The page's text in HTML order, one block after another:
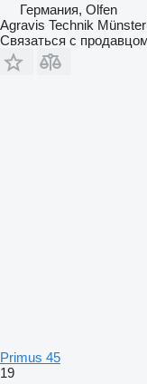
Германия, Olfen
Agravis Technik
Связаться с
Primus 45
19